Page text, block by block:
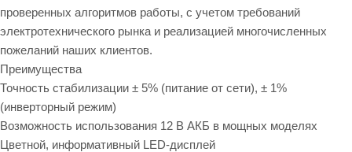
проверенных алгоритмов работы, с учетом требований
электротехнического рынка и реализацией многочисленных
пожеланий наших клиентов.
Преимущества
Точность стабилизации ± 5% (питание от сети), ± 1%
(инверторный режим)
Возможность использования 12 В АКБ в мощных моделях
Цветной, информативный LED-дисплей